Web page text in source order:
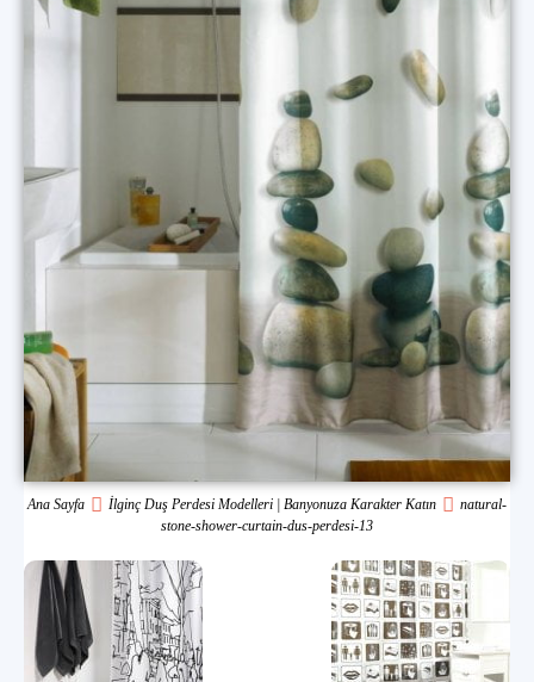
Ana Sayfa İlginç Duş Perdesi Modelleri | Banyonuza Karakter Katın
natural-
stone-shower-curtain-dus-perdesi-13